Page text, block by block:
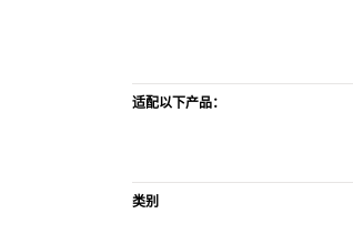
适配以下产品：
类别